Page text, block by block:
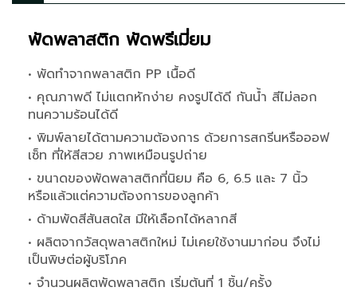
พัดพลาสติก พัดพรีเมี่ยม
• พัดทำจากพลาสติก PP เนื้อดี
• คุณภาพดี ไม่แตกหักง่าย คงรูปได้ดี กันน้ำ สีไม่ลอก
ทนความร้อนได้ดี
• พิมพ์ลายได้ตามความต้องการ ด้วยการสกรีนหรือออฟ
เซ็ท ที่ให้สีสวย ภาพเหมือนรูปถ่าย
• ขนาดของพัดพลาสติกที่นิยม คือ 6, 6.5 และ 7 นิ้ว
หรือแล้วแต่ความต้องการของลูกค้า
• ด้ามพัดสีสันสดใส มีให้เลือกได้หลากสี
• ผลิตจากวัสดุพลาสติกใหม่ ไม่เคยใช้งานมาก่อน จึงไม่
เป็นพิษต่อผู้บริโภค
• จำนวนผลิตพัดพลาสติก เริ่มต้นที่ 1 ชิ้น/ครั้ง